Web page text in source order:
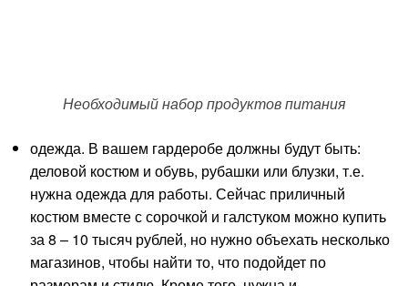
Необходимый набор продуктов питания
одежда. В вашем гардеробе должны будут быть:
деловой костюм и обувь, рубашки или блузки, т.е.
нужна одежда для работы. Сейчас приличный
костюм вместе с сорочкой и галстуком можно купить
за 8 – 10 тысяч рублей, но нужно объехать несколько
магазинов, чтобы найти то, что подойдет по